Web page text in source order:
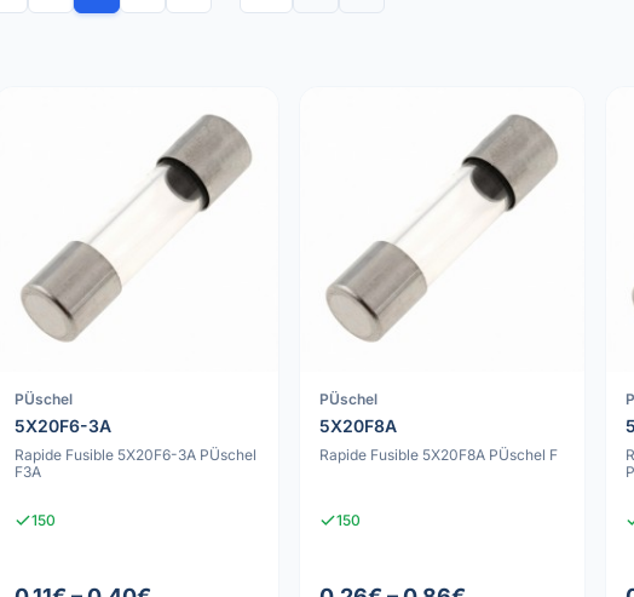
PÜschel
5X20F6-3A
Rapide Fusible 5X20F6-3A PÜschel
F3A
150
PÜschel
5X20F8A
Rapide Fusible 5X20F8A PÜschel F
150